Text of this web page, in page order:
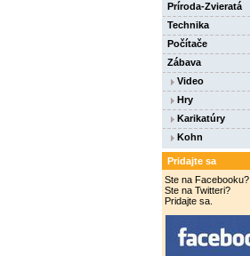
Príroda-Zvieratá
Technika
Počítače
Zábava
Video
Hry
Karikatúry
Kohn
Pridajte sa
Ste na Facebooku?
Ste na Twitteri?
Pridajte sa.